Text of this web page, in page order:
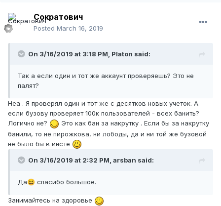
Сократович
Posted March 16, 2019
On 3/16/2019 at 3:18 PM, Platon said:
Так а если один и тот же аккаунт проверяешь? Это не
палят?
Неа . Я проверял один и тот же с десятков новых учеток. А
если бузову проверяет 100к пользователей - всех банить?
Логично не?
Это как бан за накрутку . Если бы за накрутку
банили, то не пирожкова, ни лободы, да и ни той же бузовой
не было бы в инсте
On 3/16/2019 at 2:32 PM, arsban said:
Да😆 спасибо большое.
Занимайтесь на здоровье